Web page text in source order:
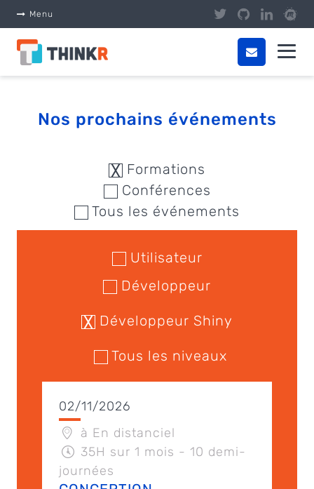
Menu
Nos prochains événements
Formations
Conférences
Tous les événements
Utilisateur
Développeur
Développeur Shiny
Tous les niveaux
02/11/2026
à En distanciel
35H sur 1 mois - 10 demi-
journées
Panneau de gestion des cookies